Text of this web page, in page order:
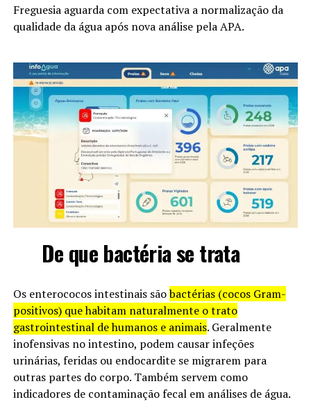
Freguesia aguarda com expectativa a normalização da
qualidade da água após nova análise pela APA.
De que bactéria se trata
Os enterococos intestinais sãobactérias (cocos Gram-
positivos) que habitam naturalmente o trato
gastrointestinal de humanos e animais. Geralmente
inofensivas no intestino, podem causar infeções
urinárias, feridas ou endocardite se migrarem para
outras partes do corpo. Também servem como
indicadores de contaminação fecal em análises de água.